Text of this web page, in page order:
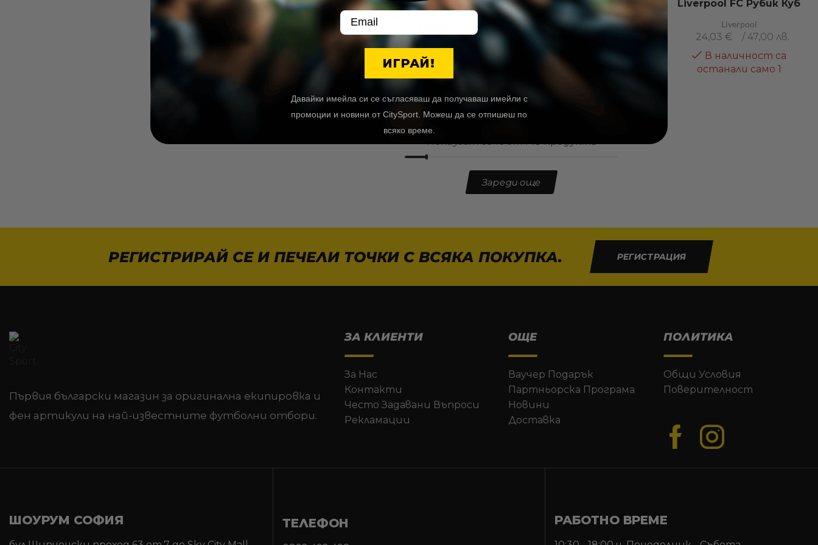
Real Madrid
Ключодържател Бял
Real Madrid
9,99
Liverpool FC Луксозен
Ключодържател Лого
Liverpool
10,22€
В наличност
Liverpool FC
Ключодържател И
€
Liverpool FC Рубик Куб
Liverpool
24,03€
/ 47,00 лв.
В наличност са
останали само 1
Показват се 16 от 148 продукта
Зареди още
РЕГИСТРИРАЙ СЕ И ПЕЧЕЛИ ТОЧКИ С ВСЯКА ПОКУПКА. РЕГИСТРАЦИЯ
Първия български магазин за оригинална екипировка и
фен артикули на най-известните футболни отбори.
ЗА КЛИЕНТИ
За Нас
Контакти
Често Задавани Въпроси
Рекламации
ОЩЕ
Ваучер Подарък
Партньорска Програма
Новини
Доставка
ПОЛИТИКА
Общи Условия
Поверителност
ШОУРУМ СОФИЯ ТЕЛЕФОН РАБОТНО ВРЕМЕ
Email
ИГРАЙ!
Давайки имейла си се съгласяваш да получаваш имейли с
промоции и новини от CitySport. Можеш да се отпишеш по
всяко време.